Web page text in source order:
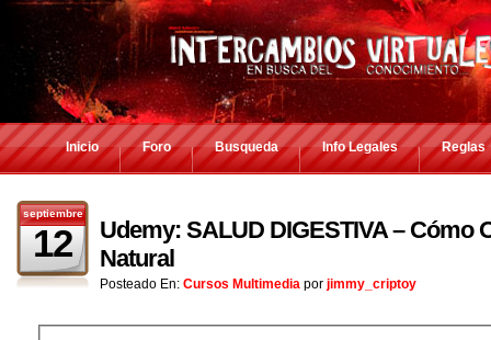
Inicio Foro Busqueda Info Legales Reglas
septiembre
12
Udemy: SALUD DIGESTIVA – Cómo
Natural
Posteado En: Cursos Multimedia por jimmy_criptoy